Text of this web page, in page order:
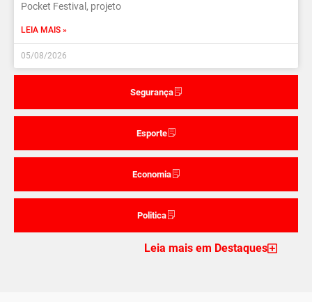
Segurança
Esporte
Economia
Politica
Pocket Festival, projeto
LEIA MAIS »
05/08/2026
Leia mais em Destaques